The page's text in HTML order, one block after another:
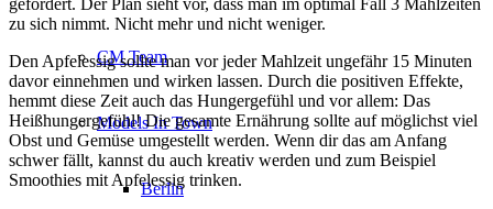
CM Team
Models In Town
Berlin
zu sich nimmt. Nicht mehr und nicht weniger.
Den Apfelessig sollte man vor jeder Mahlzeit ungefähr 15 Minuten
davor einnehmen und wirken lassen. Durch die positiven Effekte,
hemmt diese Zeit auch das Hungergefühl und vor allem: Das
Heißhungergefühl! Die gesamte Ernährung sollte auf möglichst viel
Obst und Gemüse umgestellt werden. Wenn dir das am Anfang
schwer fällt, kannst du auch kreativ werden und zum Beispiel
Smoothies mit Apfelessig trinken.